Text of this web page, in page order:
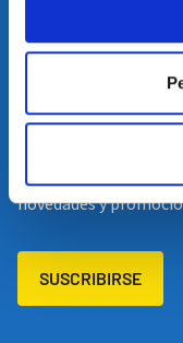
SUSCRÍBETE A
novedades y
SUSCRIBIRSE